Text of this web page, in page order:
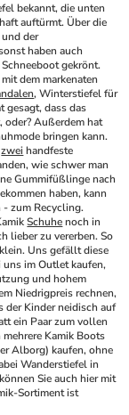
bekannt, die unten
auftürmt. Über die
der
haben auch
gekrönt.
dem markenaten
, Winterstiefel für
gesagt, dass das
oder? Außerdem hat
bringen kann.
zwei handfeste
wie schwer man
Gummifüßlinge nach
haben, kann
- zum Recycling.
Schuhe noch in
lieber zu vererben. So
Uns gefällt diese
im Outlet kaufen,
und hohem
Niedrigpreis rechnen,
der Kinder neidisch auf
ein Paar zum vollen
Kamik Boots
Alborg) kaufen, ohne
Wanderstiefel in
Sie auch hier mit
Sortiment ist